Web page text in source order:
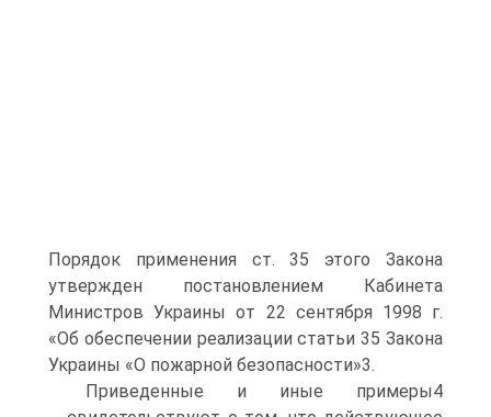
Порядок применения ст. 35 этого Закона
утвержден постановлением Кабинета
Министров Украины от 22 сентября 1998 г.
«Об обеспечении реализации статьи 35 Закона
Украины «О пожарной безопасности»3.
Приведенные и иные примеры4